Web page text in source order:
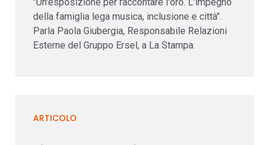
della famiglia lega musica, inclusione e città".
Parla Paola Giubergia, Responsabile Relazioni
Esterne del Gruppo Ersel, a La Stampa.
ARTICOLO